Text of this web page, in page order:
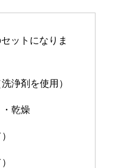
ットになりま
浄剤を使用）
乾燥